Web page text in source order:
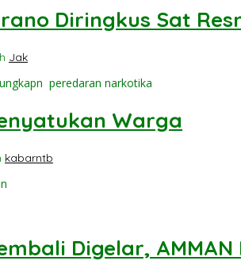
Diringkus Sat
Jak
peredaran narkotika
Warga
kabarntb
Digelar,